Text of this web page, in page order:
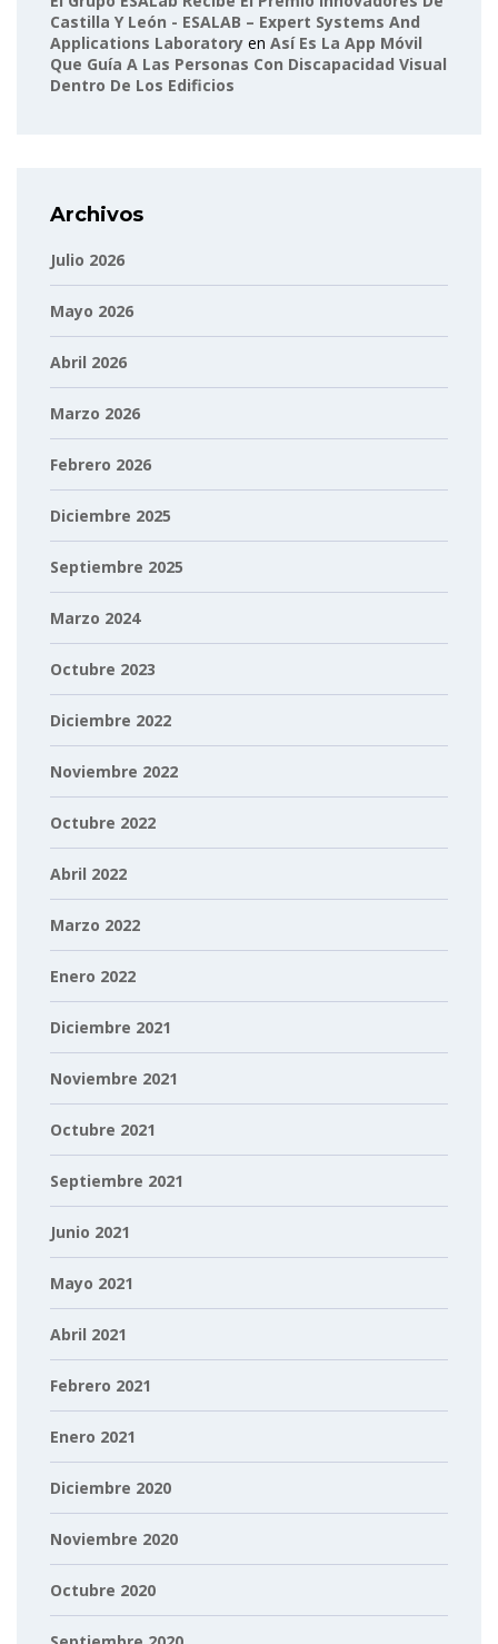
Castilla Y León - ESALAB – Expert Systems And
Applications Laboratory en Así Es La App Móvil
Que Guía A Las Personas Con Discapacidad Visual
Dentro De Los Edificios
Archivos
Julio 2026
Mayo 2026
Abril 2026
Marzo 2026
Febrero 2026
Diciembre 2025
Septiembre 2025
Marzo 2024
Octubre 2023
Diciembre 2022
Noviembre 2022
Octubre 2022
Abril 2022
Marzo 2022
Enero 2022
Diciembre 2021
Noviembre 2021
Octubre 2021
Septiembre 2021
Junio 2021
Mayo 2021
Abril 2021
Febrero 2021
Enero 2021
Diciembre 2020
Noviembre 2020
Octubre 2020